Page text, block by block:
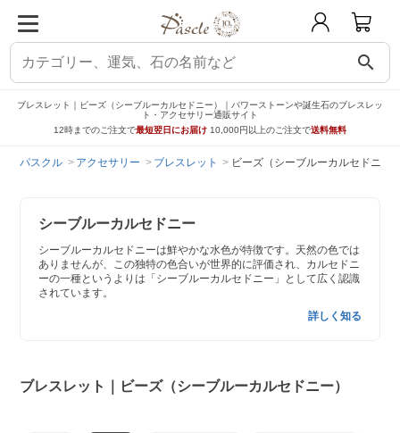
search
ブレスレット｜ビーズ（シーブルーカルセドニー）｜パワーストーンや誕生石のブレスレッ
ト・アクセサリー通販サイト
12時までのご注文で最短翌日にお届け 10,000円以上のご注文で送料無料
パスクル アクセサリー ブレスレット ビーズ（シーブルーカルセドニー
シーブルーカルセドニー
シーブルーカルセドニーは鮮やかな水色が特徴です。天然の色では
ありませんが、この独特の色合いが世界的に評価され、カルセドニ
ーの一種というよりは「シーブルーカルセドニー」として広く認識
されています。
詳しく知る
ブレスレット｜ビーズ（シーブルーカルセドニー）